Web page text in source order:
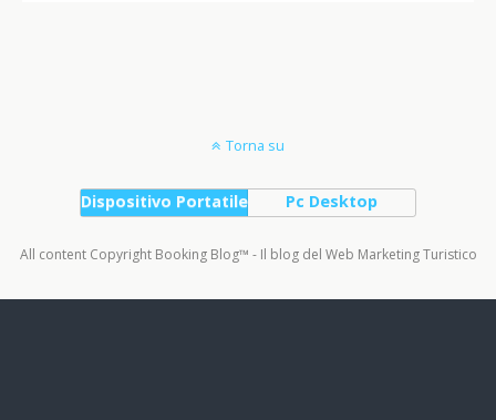
Torna su
Dispositivo Portatile Pc Desktop
All content Copyright Booking Blog™ - Il blog del Web Marketing Turistico